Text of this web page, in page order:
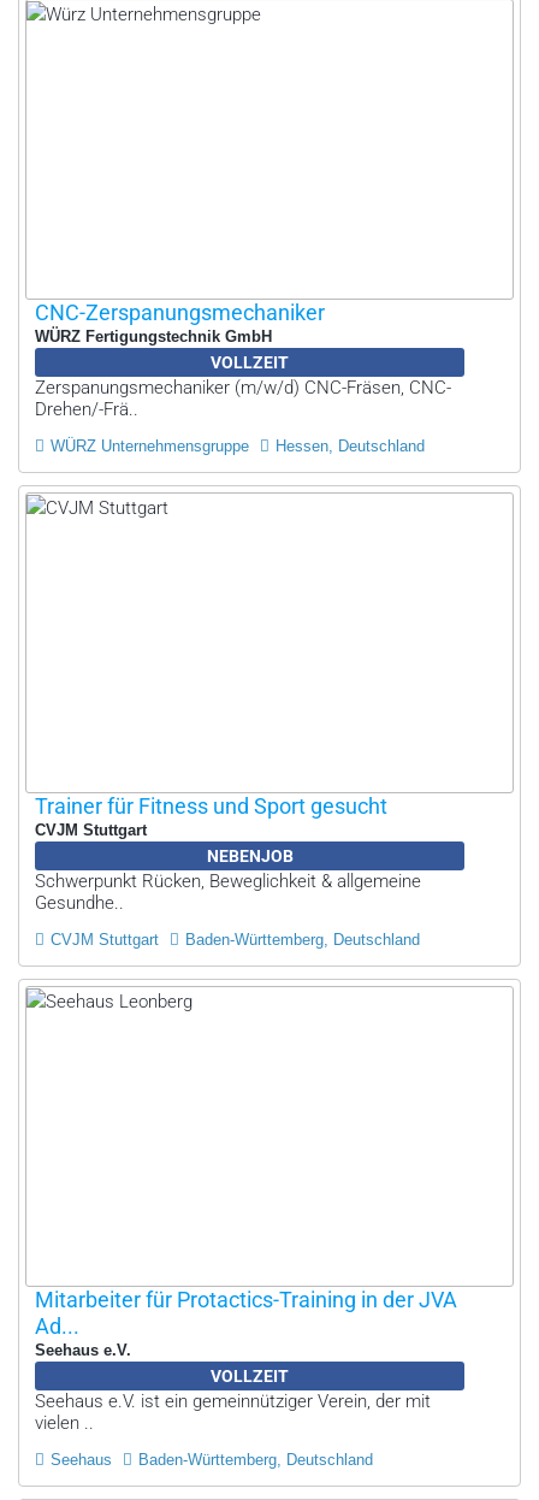
CNC-Zerspanungsmechaniker
WÜRZ Fertigungstechnik GmbH
VOLLZEIT
Zerspanungsmechaniker (m/w/d) CNC-Fräsen, CNC-
Drehen/-Frä..
WÜRZ Unternehmensgruppe Hessen, Deutschland
Trainer für Fitness und Sport gesucht
CVJM Stuttgart
NEBENJOB
Schwerpunkt Rücken, Beweglichkeit & allgemeine
Gesundhe..
CVJM Stuttgart Baden-Württemberg, Deutschland
Mitarbeiter für Protactics-Training in der JVA
Ad...
Seehaus e.V.
VOLLZEIT
Seehaus e.V. ist ein gemeinnütziger Verein, der mit
vielen ..
Seehaus Baden-Württemberg, Deutschland